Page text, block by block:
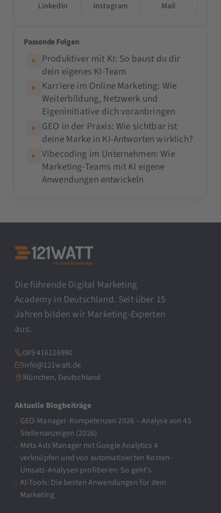
LinkedIn Instagram Mail
Passende Folgen
Produktiver mit KI: So baust du dir
dein eigenes KI-Team
Karriere im Online Marketing: Wie
Weiterbildung, Netzwerk und
Eigeninitiative dich voranbringen
GEO in der Praxis: Wie sichtbar ist
deine Marke in KI-Antworten wirklich?
Vibecoding im Unternehmen: Wie
Marketing-Teams mit KI eigene
Anwendungen entwickeln
Die führende Digital Marketing
Academy in Deutschland. Seit über 15
Jahren bilden wir Marketing-Experten
aus.
089 416126990
info@121watt.de
München, Deutschland
Aktuelle Blogbeiträge
GEO-Manager-Kompetenzen 2026 – Analyse von 45
Stellenanzeigen (2026)
Meta Ads Manager mit Google Analytics 4
verknüpfen und von automatisierten Kosten-
Umsatz-Analysen profitieren: So geht’s
KI-Tools: Die besten Anwendungen für dein
Marketing